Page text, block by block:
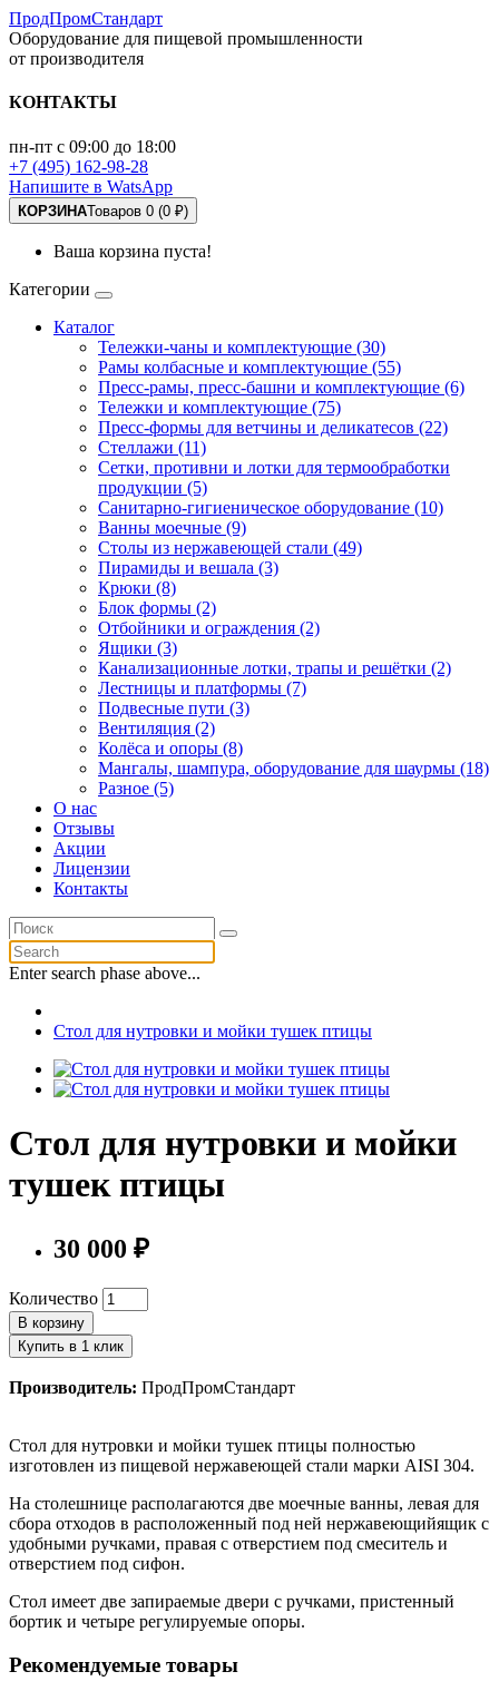
ПродПромСтандарт
Оборудование для пищевой промышленности
от производителя
КОНТАКТЫ
пн-пт с 09:00 до 18:00
+7 (495) 162-98-28
Напишите в WatsApp
КОРЗИНАТоваров 0 (0 ₽)
Ваша корзина пуста!
Категории
Каталог
Тележки-чаны и комплектующие (30)
Рамы колбасные и комплектующие (55)
Пресс-рамы, пресс-башни и комплектующие (6)
Тележки и комплектующие (75)
Пресс-формы для ветчины и деликатесов (22)
Стеллажи (11)
Сетки, противни и лотки для термообработки
продукции (5)
Санитарно-гигиеническое оборудование (10)
Ванны моечные (9)
Столы из нержавеющей стали (49)
Пирамиды и вешала (3)
Крюки (8)
Блок формы (2)
Отбойники и ограждения (2)
Ящики (3)
Канализационные лотки, трапы и решётки (2)
Лестницы и платформы (7)
Подвесные пути (3)
Вентиляция (2)
Колёса и опоры (8)
Мангалы, шампура, оборудование для шаурмы (18)
Разное (5)
О нас
Отзывы
Акции
Лицензии
Контакты
Enter search phase above...
Стол для нутровки и мойки тушек птицы
Стол для нутровки и мойки
тушек птицы
30 000 ₽
Количество
В корзину
Купить в 1 клик
Производитель: ПродПромСтандарт
Стол для нутровки и мойки тушек птицы полностью
изготовлен из пищевой нержавеющей стали марки AISI 304.
На столешнице располагаются две моечные ванны, левая для
сбора отходов в расположенный под ней нержавеющийящик с
удобными ручками, правая с отверстием под смеситель и
отверстием под сифон.
Стол имеет две запираемые двери с ручками, пристенный
бортик и четыре регулируемые опоры.
Рекомендуемые товары